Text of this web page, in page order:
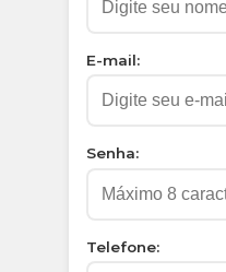
E-mail:
Senha:
Telefone: